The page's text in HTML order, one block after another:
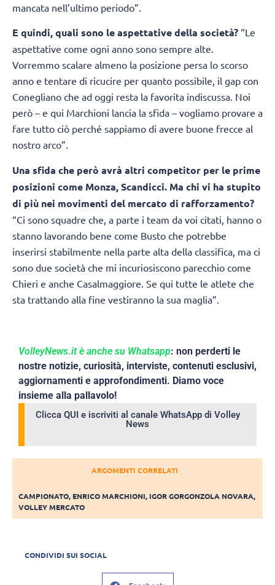
mancata nell’ultimo periodo”.
E quindi, quali sono le aspettative della società? “Le
aspettative come ogni anno sono sempre alte.
Vorremmo scalare almeno la posizione persa lo scorso
anno e tentare di ricucire per quanto possibile, il gap con
Conegliano che ad oggi resta la favorita indiscussa. Noi
però – e qui Marchioni lancia la sfida – vogliamo provare a
fare tutto ciò perché sappiamo di avere buone frecce al
nostro arco”.
Una sfida che però avrà altri competitor per le prime
posizioni come Monza, Scandicci. Ma chi vi ha stupito
di più nei movimenti del mercato di rafforzamento?
“Ci sono squadre che, a parte i team da voi citati, hanno o
stanno lavorando bene come Busto che potrebbe
inserirsi stabilmente nella parte alta della classifica, ma ci
sono due società che mi incuriosiscono parecchio come
Chieri e anche Casalmaggiore. Se qui tutte le atlete che
sta trattando alla fine vestiranno la sua maglia”.
VolleyNews.it è anche su Whatsapp: non perderti le
nostre notizie, curiosità, interviste, contenuti esclusivi,
aggiornamenti e approfondimenti. Diamo voce
insieme alla pallavolo!
Clicca QUI e iscriviti al canale WhatsApp di Volley
News
ARGOMENTI CORRELATI
CAMPIONATO, ENRICO MARCHIONI, IGOR GORGONZOLA NOVARA,
VOLLEY MERCATO
CONDIVIDI SUI SOCIAL